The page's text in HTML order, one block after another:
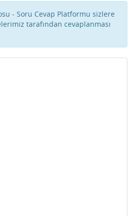
- Soru Cevap Platformu sizlere
tarafından cevaplanması